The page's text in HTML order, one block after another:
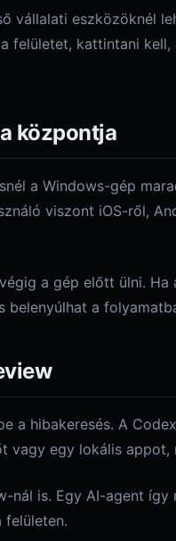
vállalati eszközöknél
felületet, kattintani
központja
a Windows-gép
viszont iOS-ről,
a gép előtt ülni.
belenyúlhat a
a hibakeresés. A
vagy egy lokális
nál is. Egy AI-agent